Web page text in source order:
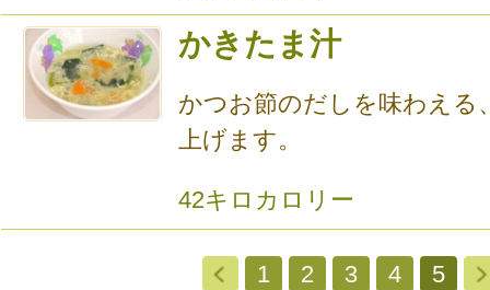
かきたま汁
かつお節のだしを味わえる
上げます。
42キロカロリー
1 2 3 4 5